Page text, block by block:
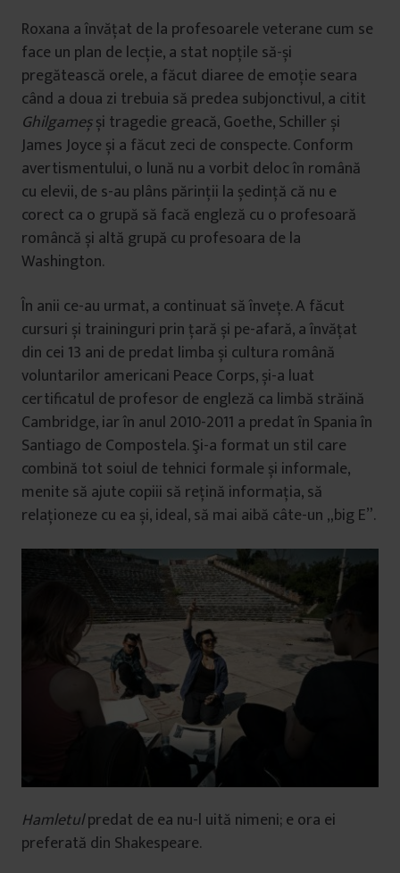
Roxana a învățat de la profesoarele veterane cum se
face un plan de lecție, a stat nopțile să-și
pregătească orele, a făcut diaree de emoție seara
când a doua zi trebuia să predea subjonctivul, a citit
Ghilgameșși tragedie greacă, Goethe, Schiller și
James Joyce și a făcut zeci de conspecte. Conform
avertismentului, o lună nu a vorbit deloc în română
cu elevii, de s-au plâns părinții la ședință că nu e
corect ca o grupă să facă engleză cu o profesoară
româncă și altă grupă cu profesoara de la
Washington.
În anii ce-au urmat, a continuat să învețe. A făcut
cursuri și traininguri prin țară și pe-afară, a învățat
din cei 13 ani de predat limba și cultura română
voluntarilor americani Peace Corps, și-a luat
certificatul de profesor de engleză ca limbă străină
Cambridge, iar în anul 2010-2011 a predat în Spania în
Santiago de Compostela. Şi-a format un stil care
combină tot soiul de tehnici formale și informale,
menite să ajute copiii să rețină informația, să
relaționeze cu ea și, ideal, să mai aibă câte-un „big E”.
Hamletulpredat de ea nu-l uită nimeni; e ora ei
preferată din Shakespeare.